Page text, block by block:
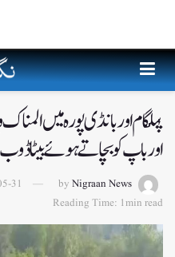
پہلگام اور بانڈی پورہ میں
اور باپ کو بچاتے ہوئے بیٹا
by Nigraan News
31
Reading Time: 1min read